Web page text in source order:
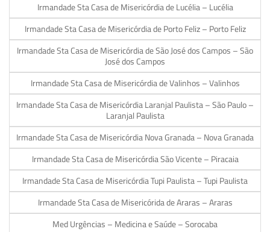
Irmandade Sta Casa de Misericórdia de Lucélia – Lucélia
Irmandade Sta Casa de Misericórdia de Porto Feliz – Porto Feliz
Irmandade Sta Casa de Misericórdia de São José dos Campos – São
José dos Campos
Irmandade Sta Casa de Misericórdia de Valinhos – Valinhos
Irmandade Sta Casa de Misericórdia Laranjal Paulista – São Paulo –
Laranjal Paulista
Irmandade Sta Casa de Misericórdia Nova Granada – Nova Granada
Irmandade Sta Casa de Misericórdia São Vicente – Piracaia
Irmandade Sta Casa de Misericórdia Tupi Paulista – Tupi Paulista
Irmandade Sta Casa de Misericórida de Araras – Araras
Med Urgências – Medicina e Saúde – Sorocaba